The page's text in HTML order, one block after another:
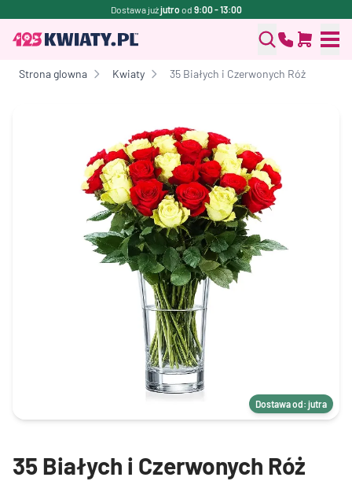
Dostawa jużjutro od 9:00 - 13:00
Strona glowna Kwiaty 35 Białych i Czerwonych Róż
Dostawa od: jutra
35 Białych i Czerwonych Róż